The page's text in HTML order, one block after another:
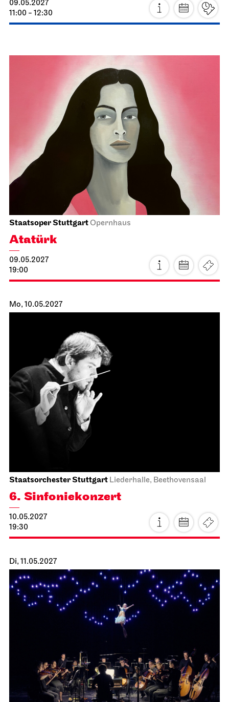
Staatsoper Stuttgart Opernhaus, Foyer I. Rang
Einführungs­matinee: Der
Rosenkavalier
11:00 - 12:30
JOiN-Konzert
18.04.2027
11:00
Stuttgarter Ballett Schauspielhaus
Ballettabend
CREATIONS XVI – XIX